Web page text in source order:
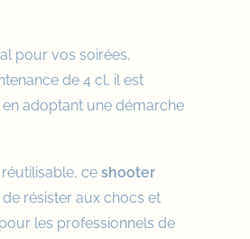
pour vos soirées,
de 4 cl, il est
adoptant une démarche
ce shooter
résister aux chocs et
les professionnels de